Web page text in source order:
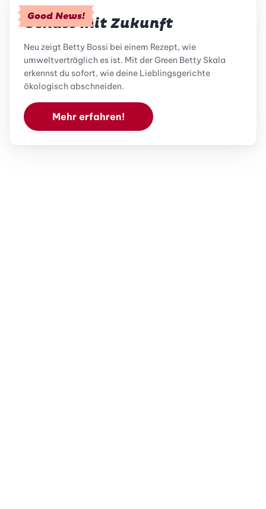
Good News!
Genuss mit Zukunft
Neu zeigt Betty Bossi bei einem Rezept, wie
umweltverträglich es ist. Mit der Green Betty Skala
erkennst du sofort, wie deine Lieblingsgerichte
ökologisch abschneiden.
Mehr erfahren!